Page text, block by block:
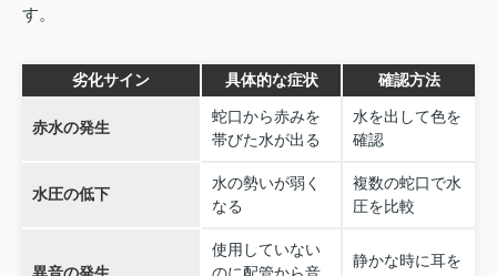
す。
劣化サイン 具体的な症状 確認方法
赤水の発生
蛇口から赤みを
帯びた水が出る
水を出して色を
確認
水圧の低下
水の勢いが弱く
なる
複数の蛇口で水
圧を比較
異音の発生
使用していない
のに配管から音
静かな時に耳を